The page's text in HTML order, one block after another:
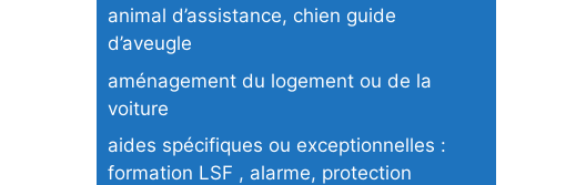
animal d’assistance, chien guide
d’aveugle
aménagement du logement ou de la
voiture
aides spécifiques ou exceptionnelles :
formation LSF , alarme, protection